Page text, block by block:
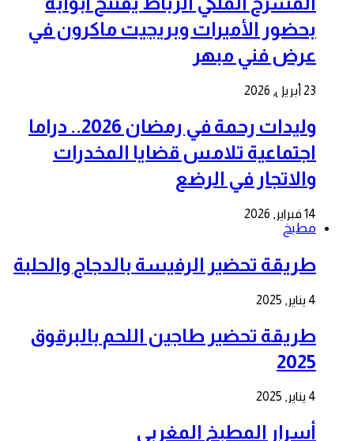
بحضور الأميرات وبريجيت ماكرون في
عرض فني مبهر
23 أبريل, 2026
وليدات رحمة في رمضان 2026.. دراما
اجتماعية تلامس قضايا المخدرات
والاتجار في الرضع
14 فبراير, 2026
مطبخ
طريقة تحضير الرفيسة بالدجاج والحلبة
4 يناير, 2025
طريقة تحضير طاجين اللحم بالبرقوق
2025
4 يناير, 2025
أسرار المطبخ المغربي